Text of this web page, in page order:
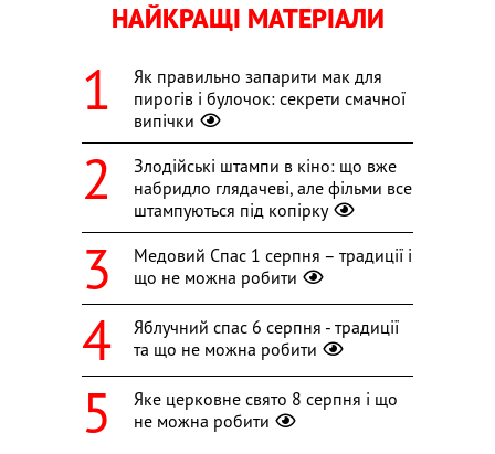
НАЙКРАЩІ МАТЕРІАЛИ
Як правильно запарити мак для
пирогів і булочок: секрети смачної
випічки
Злодійські штампи в кіно: що вже
набридло глядачеві, але фільми все
штампуються під копірку
Медовий Спас 1 серпня – традиції і
що не можна робити
Яблучний спас 6 серпня - традиції
та що не можна робити
Яке церковне свято 8 серпня і що
не можна робити